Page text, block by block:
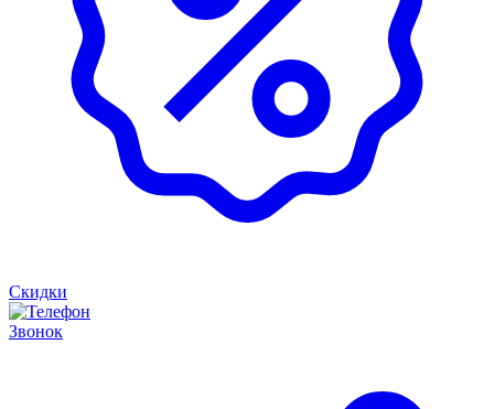
Скидки
Звонок